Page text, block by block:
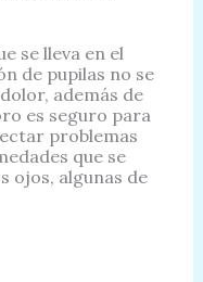
se lleva en el
de pupilas no se
además de
es seguro para
problemas
que se
ojos, algunas de